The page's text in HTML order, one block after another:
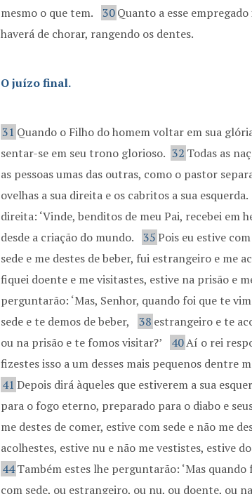
mesmo o que tem.
30Quanto a esse
haverá de chorar, rangendo os dentes.
O juízo final.
31 Quando o Filho do homem voltar em sua
sentar-se em seu trono glorioso. 32 Todas as
as pessoas umas das outras, como o pastor
ovelhas a sua direita e os cabritos a sua esquerda.
direita: ‘Vinde, benditos de meu Pai, recebei em
desde a criação do mundo.
35Pois eu estive
sede e me destes de beber, fui estrangeiro e me
fiquei doente e me visitastes, estive na prisão e
perguntarão: ‘Mas, Senhor, quando foi que te
sede e te demos de beber,
38 estrangeiro e te
ou na prisão e te fomos visitar?’
40Aí o rei
fizestes isso a um desses mais pequenos dentre
41 Depois dirá àqueles que estiverem a sua
para o fogo eterno, preparado para o diabo e
me destes de comer, estive com sede e não me
acolhestes, estive nu e não me vestistes, estive
44Também estes lhe perguntarão: ‘Mas
com sede, ou estrangeiro, ou nu, ou doente, ou